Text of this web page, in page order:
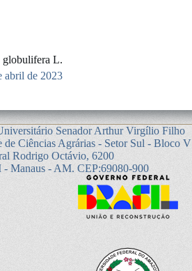
globulifera L.
abril de 2023
Senador Arthur Virgílio Filho
de Ciências Agrárias - Setor Sul - Bloco V
Rodrigo Octávio, 6200
- Manaus - AM. CEP:69080-900